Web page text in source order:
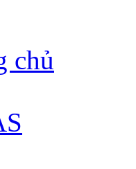
chủ